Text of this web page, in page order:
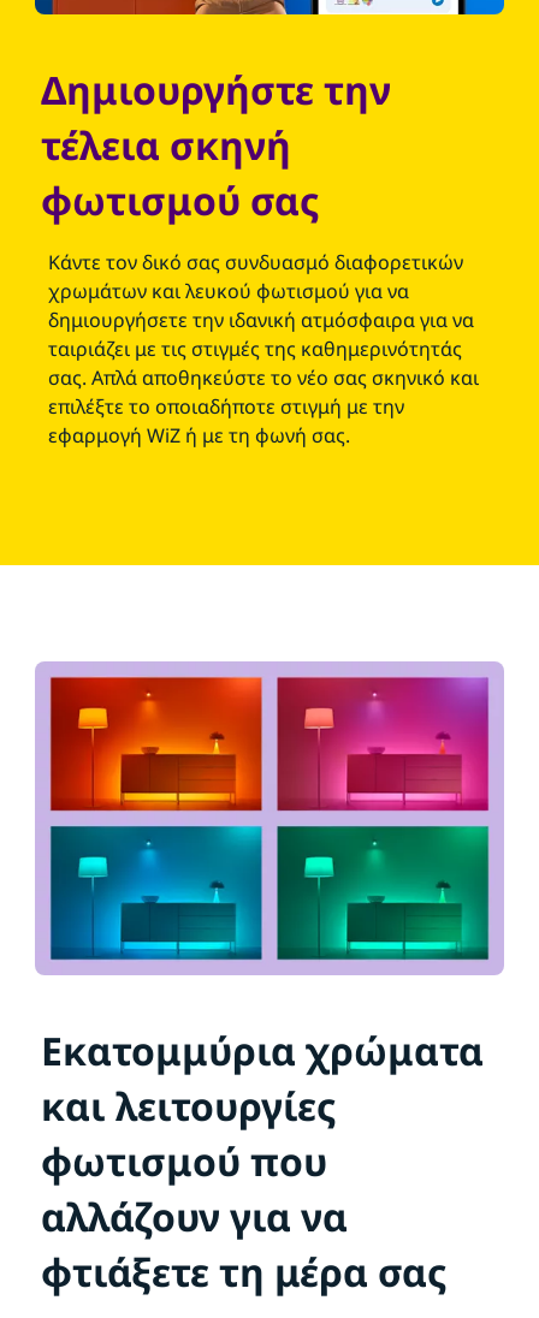
Δημιουργήστε την
τέλεια σκηνή
φωτισμού σας
Κάντε τον δικό σας συνδυασμό διαφορετικών
χρωμάτων και λευκού φωτισμού για να
δημιουργήσετε την ιδανική ατμόσφαιρα για να
ταιριάζει με τις στιγμές της καθημερινότητάς
σας. Απλά αποθηκεύστε το νέο σας σκηνικό και
επιλέξτε το οποιαδήποτε στιγμή με την
εφαρμογή WiZ ή με τη φωνή σας.
Εκατομμύρια χρώματα
και λειτουργίες
φωτισμού που
αλλάζουν για να
φτιάξετε τη μέρα σας